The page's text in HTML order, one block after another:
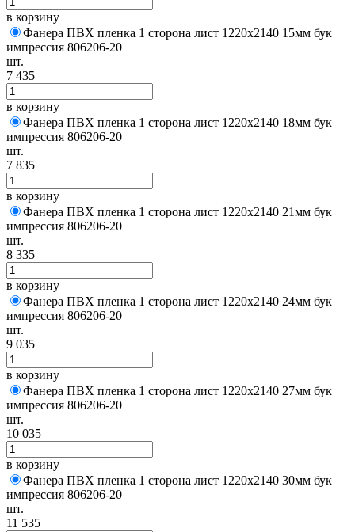
в корзину
Фанера ПВХ пленка 1 сторона лист 1220х2140 15мм бук
импрессия 806206-20
шт.
7 435
в корзину
Фанера ПВХ пленка 1 сторона лист 1220х2140 18мм бук
импрессия 806206-20
шт.
7 835
в корзину
Фанера ПВХ пленка 1 сторона лист 1220х2140 21мм бук
импрессия 806206-20
шт.
8 335
в корзину
Фанера ПВХ пленка 1 сторона лист 1220х2140 24мм бук
импрессия 806206-20
шт.
9 035
в корзину
Фанера ПВХ пленка 1 сторона лист 1220х2140 27мм бук
импрессия 806206-20
шт.
10 035
в корзину
Фанера ПВХ пленка 1 сторона лист 1220х2140 30мм бук
импрессия 806206-20
шт.
11 535